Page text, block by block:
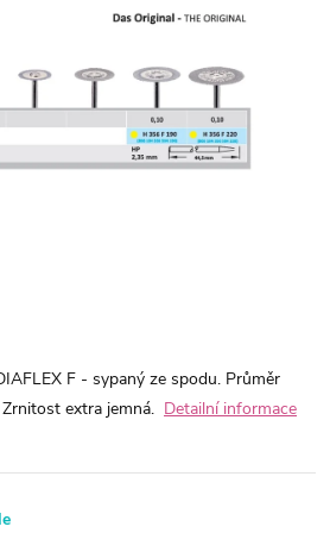
F - sypaný ze spodu. Průměr
extra jemná. Detailní informace